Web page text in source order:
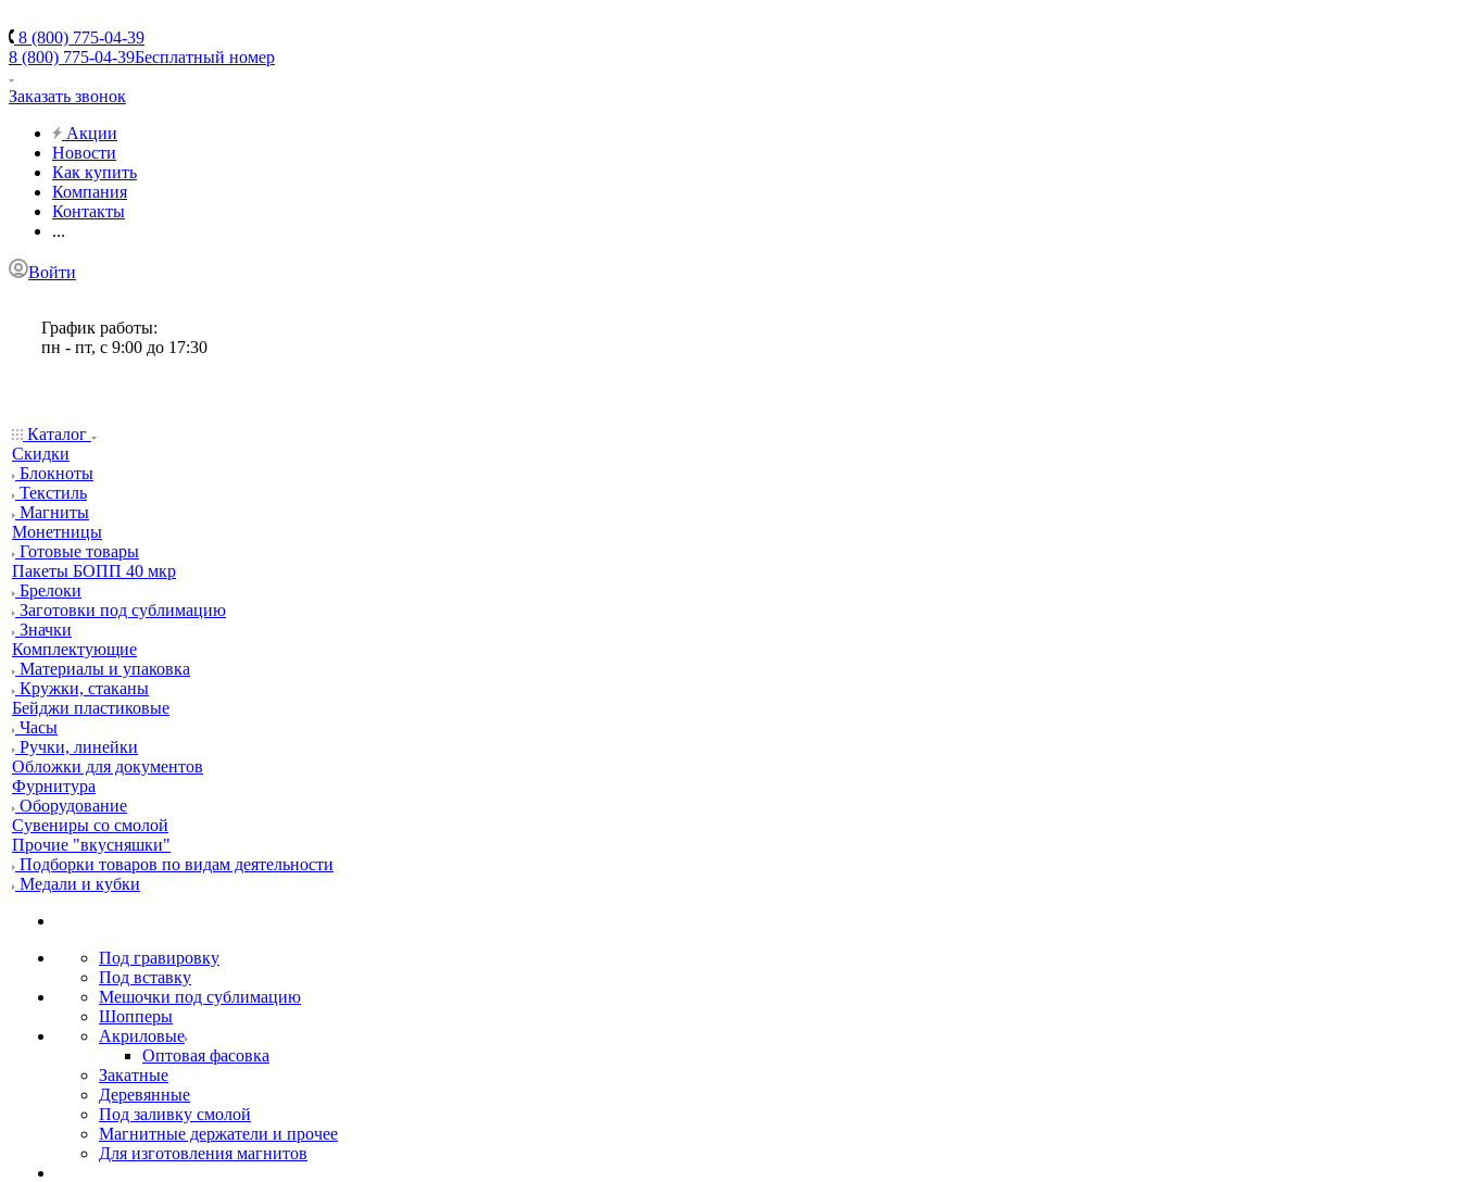
8 (800) 775-04-39
8 (800) 775-04-39Бесплатный номер
Заказать звонок
Акции
Новости
Как купить
Компания
Контакты
...
Войти
График работы:
пн - пт, с 9:00 до 17:30
Каталог
Скидки
Блокноты
Текстиль
Магниты
Монетницы
Готовые товары
Пакеты БОПП 40 мкр
Брелоки
Заготовки под сублимацию
Значки
Комплектующие
Материалы и упаковка
Кружки, стаканы
Бейджи пластиковые
Часы
Ручки, линейки
Обложки для документов
Фурнитура
Оборудование
Сувениры со смолой
Прочие "вкусняшки"
Подборки товаров по видам деятельности
Медали и кубки
Под гравировку
Под вставку
Мешочки под сублимацию
Шопперы
Акриловые
Оптовая фасовка
Закатные
Деревянные
Под заливку смолой
Магнитные держатели и прочее
Для изготовления магнитов